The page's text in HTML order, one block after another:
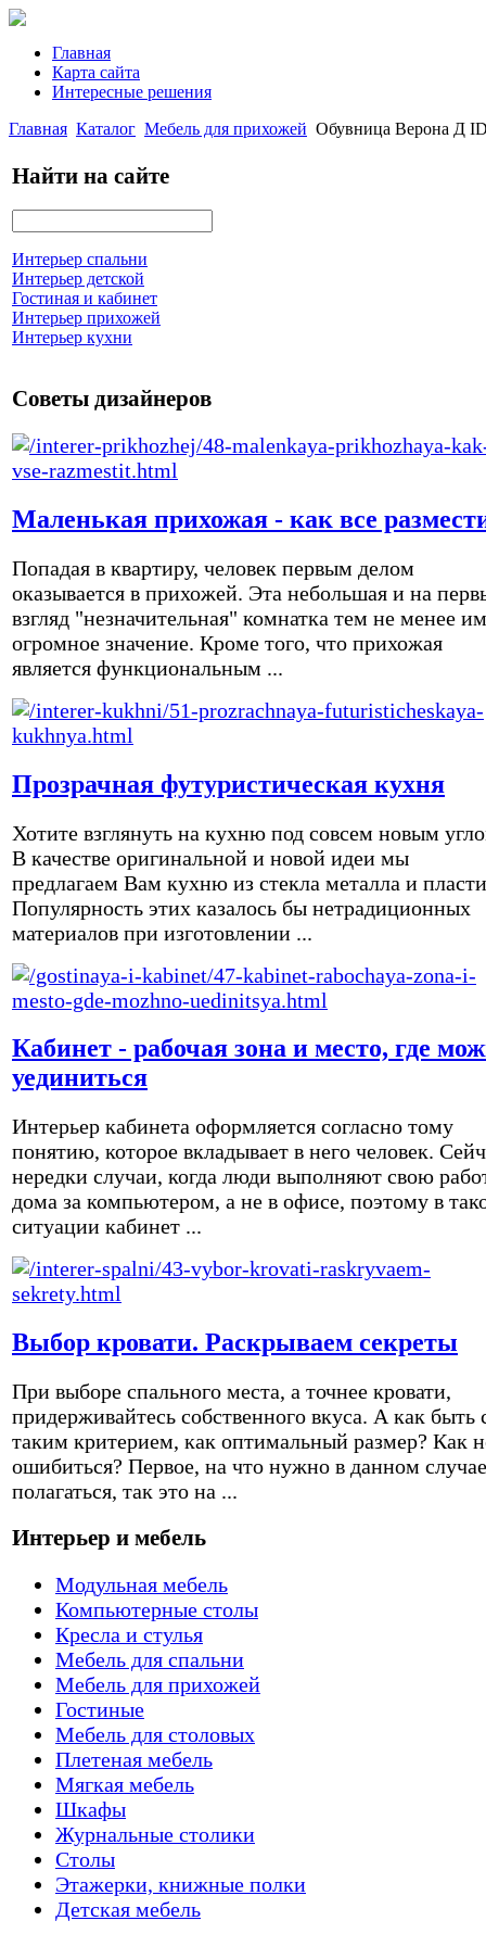
Главная
Карта сайта
Интересные решения
Главная Каталог Мебель для прихожей Обувница Верона Д
Найти на сайте
Интерьер спальни
Интерьер детской
Гостиная и кабинет
Интерьер прихожей
Интерьер кухни
Советы дизайнеров
Маленькая прихожая - как все
Попадая в квартиру, человек первым делом
оказывается в прихожей. Эта небольшая и на
взгляд "незначительная" комнатка тем не менее
огромное значение. Кроме того, что прихожая
является функциональным ...
Прозрачная футуристическая кухня
Хотите взглянуть на кухню под совсем новым
В качестве оригинальной и новой идеи мы
предлагаем Вам кухню из стекла металла и
Популярность этих казалось бы нетрадиционных
материалов при изготовлении ...
Кабинет - рабочая зона и место, где
уединиться
Интерьер кабинета оформляется согласно тому
понятию, которое вкладывает в него человек.
нередки случаи, когда люди выполняют свою
дома за компьютером, а не в офисе, поэтому в
ситуации кабинет ...
Выбор кровати. Раскрываем секреты
При выборе спального места, а точнее кровати,
придерживайтесь собственного вкуса. А как быть
таким критерием, как оптимальный размер? Как
ошибиться? Первое, на что нужно в данном случае
полагаться, так это на ...
Интерьер и мебель
Модульная мебель
Компьютерные столы
Кресла и стулья
Мебель для спальни
Мебель для прихожей
Гостиные
Мебель для столовых
Плетеная мебель
Мягкая мебель
Шкафы
Журнальные столики
Столы
Этажерки, книжные полки
Детская мебель